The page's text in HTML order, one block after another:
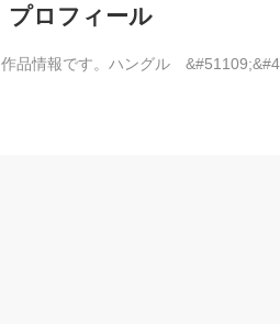
ロフィール
品情報です。ハングル